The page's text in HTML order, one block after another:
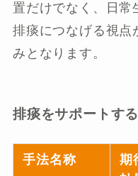
置だけでなく、日常
排痰につなげる視点
みとなります。
排痰をサポートす
手法名称
期